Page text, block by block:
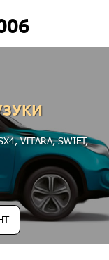
,VITARA,SWIFT,